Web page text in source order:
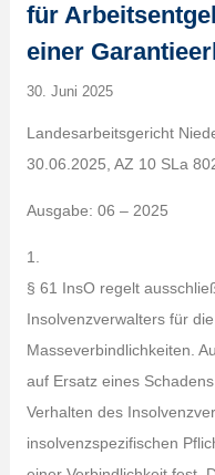
für
einer
30. Juni 2025
Landesarbeitsgericht
30.06.2025, AZ 10 SLa
Ausgabe: 06 – 2025
1.
§ 61 InsO regelt
Insolvenzverwalters für
Masseverbindlichkeiten.
auf Ersatz eines
Verhalten des
insolvenzspezifischen